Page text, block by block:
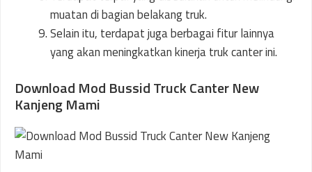
muatan di bagian belakang truk.
Selain itu, terdapat juga berbagai fitur lainnya
yang akan meningkatkan kinerja truk canter ini.
Download Mod Bussid Truck Canter New
Kanjeng Mami